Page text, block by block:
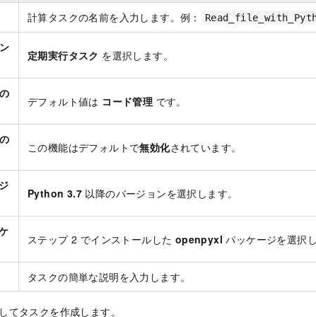
計算タスクの名前を入力します。例：
定期実行タスク を選択します。
デフォルト値は コード管理 です。
この機能はデフォルトで無効化されています。
Python 3.7 以降のバージョンを選択します。
ステップ 2 でインストールした openpyxl パッケージを選択し
タスクの簡単な説明を入力します。
てタスクを作成します。